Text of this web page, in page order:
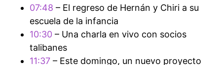
07:48 – El regreso de Hernán y Chiri a su
escuela de la infancia
10:30 – Una charla en vivo con socios
talibanes
11:37 – Este domingo, un nuevo proyecto